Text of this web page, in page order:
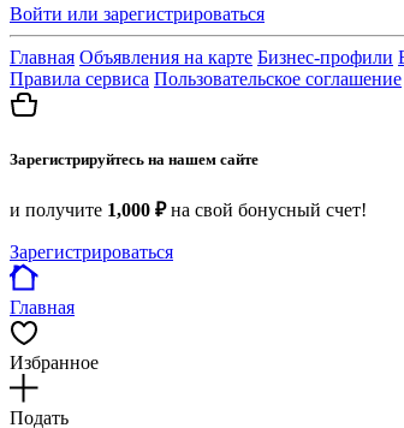
Войти или зарегистрироваться
Главная Объявления на карте Бизнес-профили
Правила сервиса Пользовательское соглашение
Зарегистрируйтесь на нашем сайте
и получите 1,000 ₽на свой бонусный счет!
Зарегистрироваться
Главная
Избранное
Подать